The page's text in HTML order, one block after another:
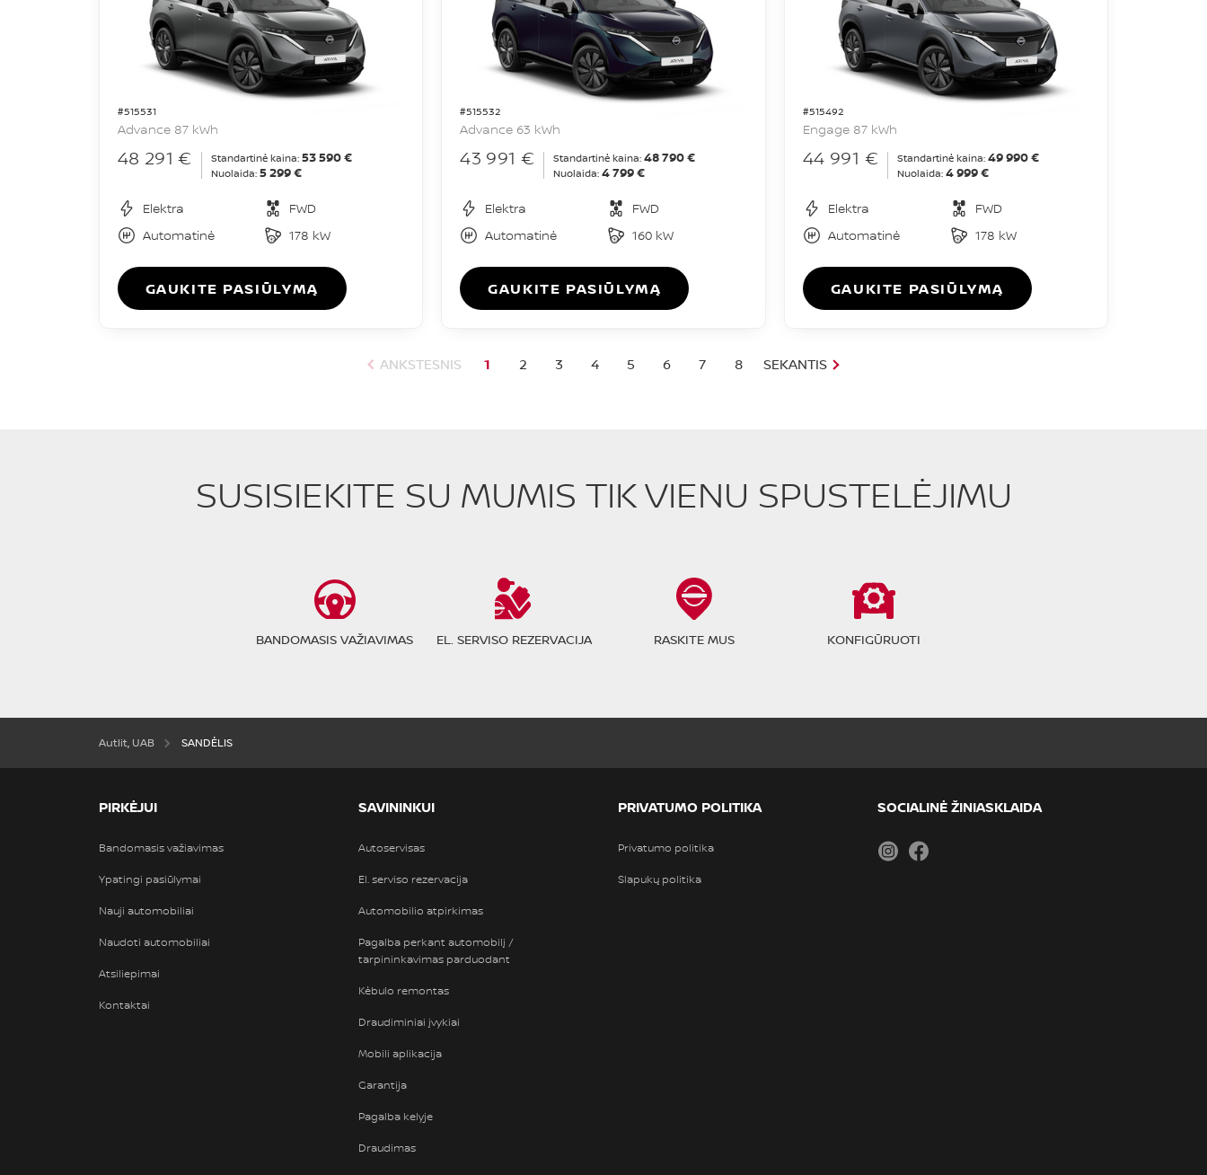
#515531
Advance 87 kWh
48 291 € Standartinė kaina: 53 590 €
Nuolaida: 5 299 €
Elektra
FWD
Automatinė
178 kW
GAUKITE PASIŪLYMĄ
#515532
Advance 63 kWh
43 991 € Standartinė kaina: 48 790 €
Nuolaida: 4 799 €
Elektra
FWD
Automatinė
160 kW
GAUKITE PASIŪLYMĄ
#515492
Engage 87 kWh
44 991 € Standartinė kaina: 49 990 €
Nuolaida: 4 999 €
Elektra
FWD
Automatinė
178 kW
GAUKITE PASIŪLYMĄ
ANKSTESNIS SEKANTIS
1 2 3 4 5 6 7 8
SUSISIEKITE SU MUMIS TIK VIENU SPUSTELĖJIMU
BANDOMASIS VAŽIAVIMAS EL. SERVISO REZERVACIJA RASKITE MUS KONFIGŪRUOTI
Autlit, UAB SANDĖLIS
PIRKĖJUI
Bandomasis važiavimas
Ypatingi pasiūlymai
Nauji automobiliai
Naudoti automobiliai
Atsiliepimai
Kontaktai
SAVININKUI
Autoservisas
El. serviso rezervacija
Automobilio atpirkimas
Pagalba perkant automobilį /
tarpininkavimas parduodant
Kėbulo remontas
Draudiminiai įvykiai
Mobili aplikacija
Garantija
Pagalba kelyje
Draudimas
PRIVATUMO POLITIKA
Privatumo politika
Slapukų politika
SOCIALINĖ ŽINIASKLAIDA
Instagram